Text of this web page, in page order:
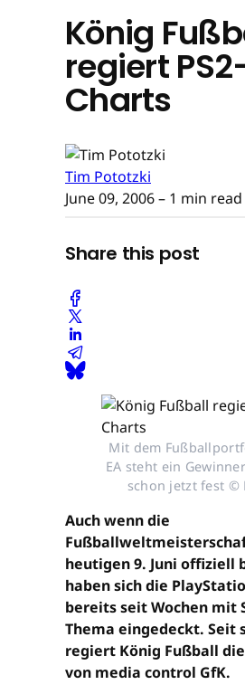
König
regiert
Charts
Tim Pototzki
June 09, 2006– 1 min read
Share this post
Mit dem
EA steht ein
schon jetzt fest ©
Auch wenn die
heutigen 9. Juni offiziell
haben sich die
bereits seit Wochen mit
Thema eingedeckt. Seit
regiert König Fußball die
von media control GfK.